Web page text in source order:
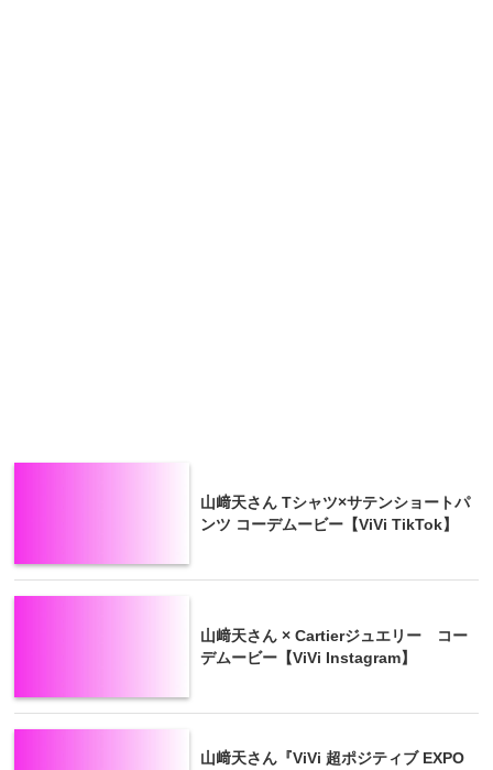
山﨑天さん Tシャツ×サテンショートパ
ンツ コーデムービー【ViVi TikTok】
山﨑天さん × Cartierジュエリー コー
デムービー【ViVi Instagram】
山﨑天さん『ViVi 超ポジティブ EXPO